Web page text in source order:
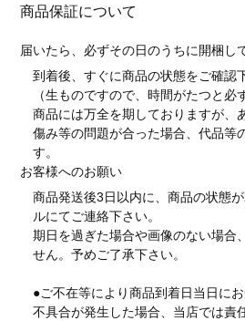
商品保証について
届いたら、必ずその日のうちに開梱し
到着後、すぐに商品の状態をご確認
（生ものですので、時間がたつと必
商品には万全を期しておりますが、
傷み等の問題が合った場合、代品等
す。
お客様へのお願い
商品発送後3日以内に、商品の状態
ルにてご連絡下さい。
期日を過ぎた場合や画像のない場合
せん。予めご了承下さい。
●ご不在等により商品到着日当日に
不具合が発生した場合、当店では責